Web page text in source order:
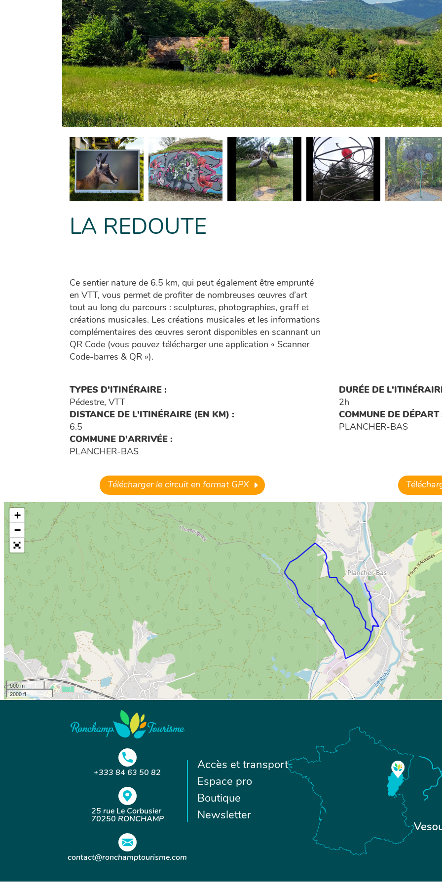
LA REDOUTE
Ce sentier nature de 6.5 km, qui peut également être emprunté
en VTT, vous permet de profiter de nombreuses œuvres d’art
tout au long du parcours : sculptures, photographies, graff et
créations musicales. Les créations musicales et les informations
complémentaires des œuvres seront disponibles en scannant un
QR Code (vous pouvez télécharger une application « Scanner
Code-barres & QR »).
TYPES D'ITINÉRAIRE :
Pédestre, VTT
DURÉE DE
2h
DISTANCE DE L'ITINÉRAIRE (EN KM) :
6.5
COMMUNE DE DÉPART
PLANCHER-BAS
COMMUNE D'ARRIVÉE :
PLANCHER-BAS
Télécharger le circuit en format GPX
+
−
500 m
2000 ft
+333 84 63 50 82
25 rue Le Corbusier
70250 RONCHAMP
contact@ronchamptourisme.com
Accès et transport
Espace pro
Boutique
Newsletter